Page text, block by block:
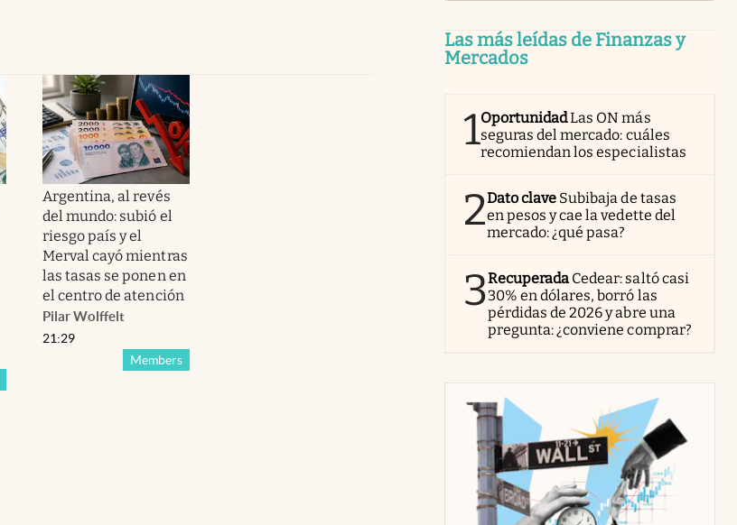
Argentina, al revés
del mundo: subió el
riesgo país y el
Merval cayó mientras
las tasas se ponen en
el centro de atención
Pilar Wolffelt
Members
21:29
Las más leídas de Finanzas y
Mercados
1OportunidadLas ON más
seguras del mercado: cuáles
recomiendan los especialistas
2Dato clave Subibaja de tasas
en pesos y cae la vedette del
mercado: ¿qué pasa?
3Recuperada Cedear: saltó casi
30% en dólares, borró las
pérdidas de 2026 y abre una
pregunta: ¿conviene comprar?